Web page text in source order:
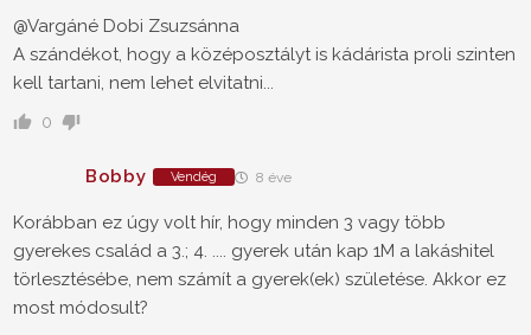
@Vargáné Dobi Zsuzsánna
A szándékot, hogy a középosztályt is kádárista proli szinten
kell tartani, nem lehet elvitatni...
0
Bobby Vendég 8 éve
Korábban ez úgy volt hír, hogy minden 3 vagy több
gyerekes család a 3.; 4. .... gyerek után kap 1M a lakáshitel
törlesztésébe, nem számít a gyerek(ek) születése. Akkor ez
most módosult?